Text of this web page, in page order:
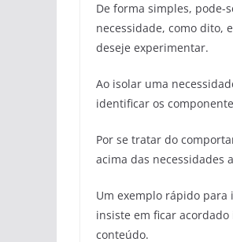
De forma simples,
necessidade, como dito,
deseje experimentar.
Ao isolar uma
identificar os
Por se tratar do
acima das necessidades
Um exemplo rápido para
insiste em ficar
conteúdo.